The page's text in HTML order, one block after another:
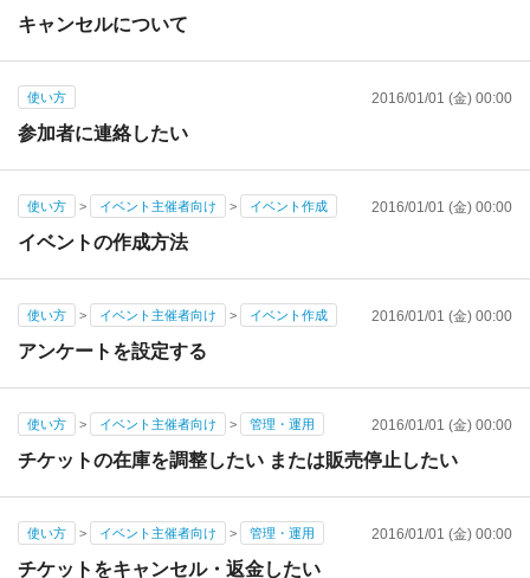
キャンセルについて
使い方 2016/01/01 (金) 00:00
参加者に連絡したい
使い方 > イベント主催者向け > イベント作成 2016/01/01 (金) 00:00
イベントの作成方法
使い方 > イベント主催者向け > イベント作成 2016/01/01 (金) 00:00
アンケートを設定する
使い方 > イベント主催者向け > 管理・運用 2016/01/01 (金) 00:00
チケットの在庫を調整したい または販売停止したい
使い方 > イベント主催者向け > 管理・運用 2016/01/01 (金) 00:00
チケットをキャンセル・返金したい